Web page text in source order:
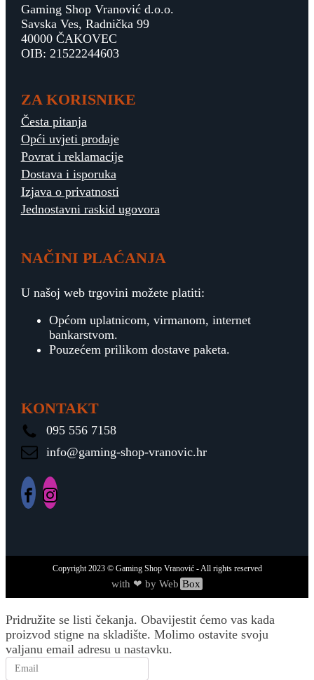
Gaming Shop Vranović d.o.o.
Savska Ves, Radnička 99
40000 ČAKOVEC
OIB: 21522244603
ZA KORISNIKE
Česta pitanja
Opći uvjeti prodaje
Povrat i reklamacije
Dostava i isporuka
Izjava o privatnosti
Jednostavni raskid ugovora
NAČINI PLAĆANJA
U našoj web trgovini možete platiti:
Općom uplatnicom, virmanom, internet
bankarstvom.
Pouzećem prilikom dostave paketa.
KONTAKT
095 556 7158
info@gaming-shop-vranovic.hr
Copyright2023© Gaming Shop Vranović - All rights reserved
with ❤ by Web Box
Pridružite se listi čekanja. Obavijestit ćemo vas kada
proizvod stigne na skladište. Molimo ostavite svoju
valjanu email adresu u nastavku.